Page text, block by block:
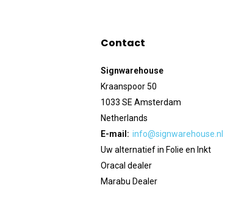
Contact
Signwarehouse
Kraanspoor 50
1033 SE Amsterdam
Netherlands
E-mail: info@signwarehouse.nl
Uw alternatief in Folie en Inkt
Oracal dealer
Marabu Dealer